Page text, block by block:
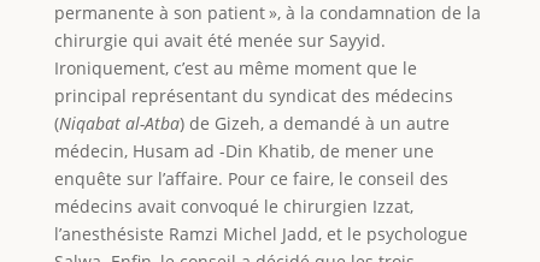
permanente à son patient », à la condamnation de la
chirurgie qui avait été menée sur Sayyid.
Ironiquement, c’est au même moment que le
principal représentant du syndicat des médecins
(Niqabat al-Atba) de Gizeh, a demandé à un autre
médecin, Husam ad -Din Khatib, de mener une
enquête sur l’affaire. Pour ce faire, le conseil des
médecins avait convoqué le chirurgien Izzat,
l’anesthésiste Ramzi Michel Jadd, et le psychologue